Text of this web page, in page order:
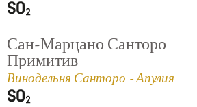
Сан-Марцано Санторо
Примитив
Винодельня Санторо - Апулия